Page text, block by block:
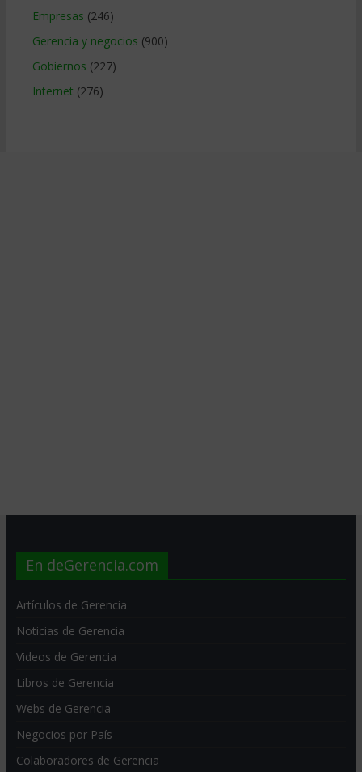
Empresas (246)
Gerencia y negocios (900)
Gobiernos (227)
Internet (276)
En deGerencia.com
Artículos de Gerencia
Noticias de Gerencia
Videos de Gerencia
Libros de Gerencia
Webs de Gerencia
Negocios por País
Colaboradores de Gerencia